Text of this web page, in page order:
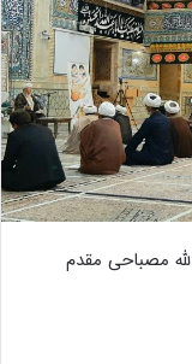
مصباحی مقدم